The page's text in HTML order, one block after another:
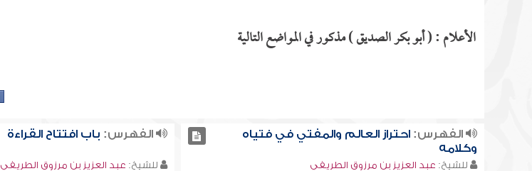
الأعلام : ( أبو بكر الصديق ) مذكور في المواضع التالية
الفهرس:احتراز العالم والمفتي في فتياه
وكلامه
للشيخ: عبد العزيز بن مرزوق الطريفي
الفهرس: باب افتتاح القراءة
للشيخ: عبد العزيز بن مرزوق الطريفي